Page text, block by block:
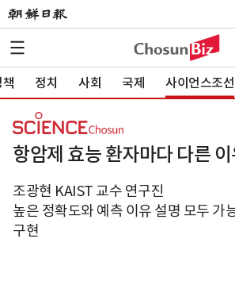
정치 사회 국제 사이언스조선
항암제 효능 환자마다 다른
조광현 KAIST 교수 연구진
높은 정확도와 예측 이유 설명 모두 가
구현